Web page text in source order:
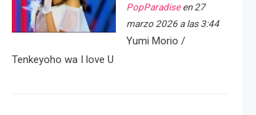
PopParadiseen 27
marzo 2026 a las 3:44
Yumi Morio /
Tenkeyoho wa I love U